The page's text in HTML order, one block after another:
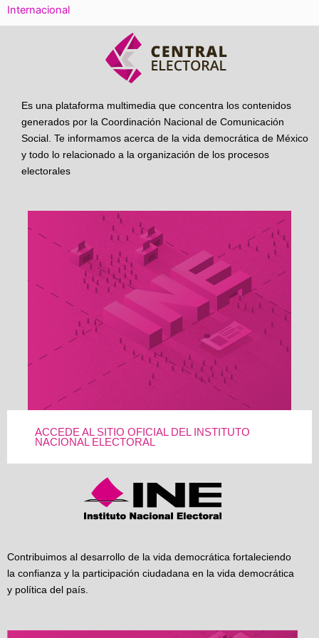
Internacional
Es una plataforma multimedia que concentra los contenidos
generados por la Coordinación Nacional de Comunicación
Social. Te informamos acerca de la vida democrática de México
y todo lo relacionado a la organización de los procesos
electorales
ACCEDE AL SITIO OFICIAL DEL INSTITUTO
NACIONAL ELECTORAL
Contribuimos al desarrollo de la vida democrática fortaleciendo
la confianza y la participación ciudadana en la vida democrática
y política del país.